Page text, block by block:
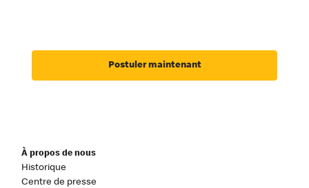
Postuler maintenant
À propos de nous
Historique
Centre de presse